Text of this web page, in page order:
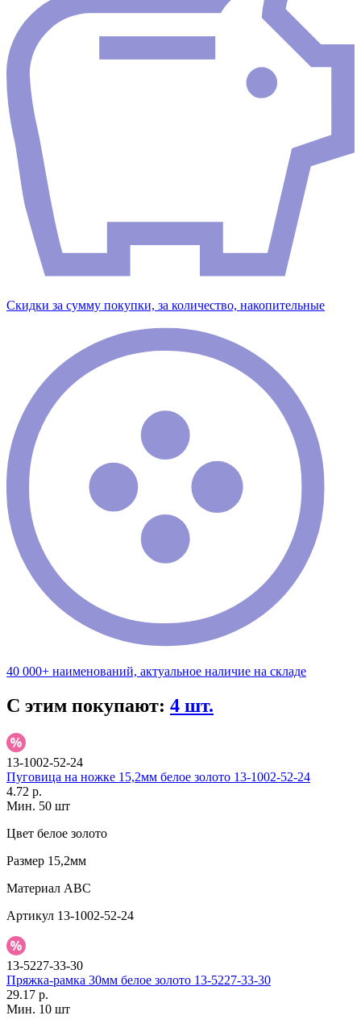
Скидки за сумму покупки, за количество, накопительные
40 000+ наименований, актуальное наличие на складе
С этим покупают: 4 шт.
13-1002-52-24
Пуговица на ножке 15,2мм белое золото 13-1002-52-24
4.72 р.
Мин. 50 шт
Цвет белое золото
Размер 15,2мм
Материал АВС
Артикул 13-1002-52-24
13-5227-33-30
Пряжка-рамка 30мм белое золото 13-5227-33-30
29.17 р.
Мин. 10 шт